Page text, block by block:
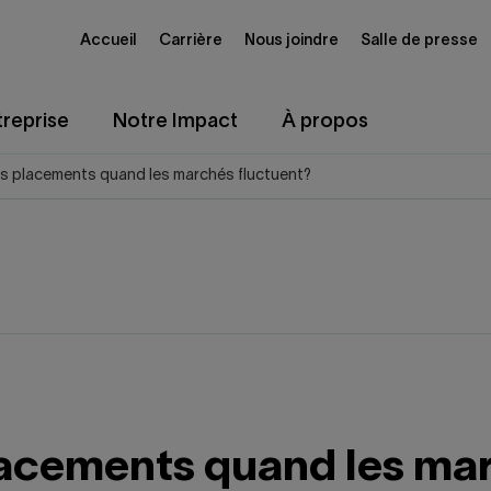
Notre Impact À propos
Accueil Carrière Nous joindre Salle de presse
placements quand les marchés fluctuent?
quand les